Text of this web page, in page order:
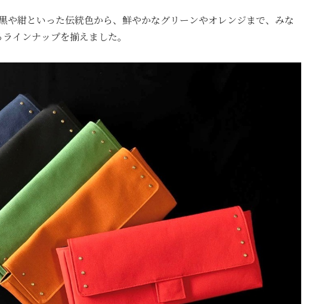
や紺といった伝統色から、鮮やかなグリーンやオレンジまで、みな
インナップを揃えました。